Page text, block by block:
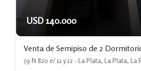
USD 140.000
59 N 820 e/ 11 y 12 - La Plata, La Plata, La